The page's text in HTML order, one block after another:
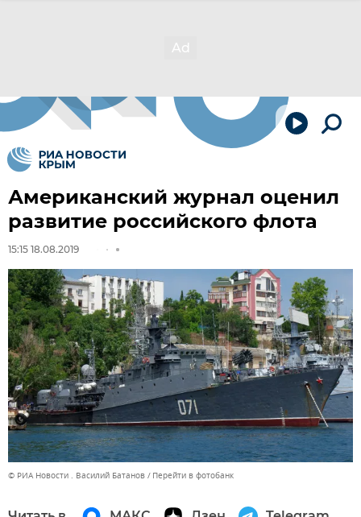
Американский журнал оценил
развитие российского флота
15:15 18.08.2019
© РИА Новости . Василий Батанов Перейти в фотобанк